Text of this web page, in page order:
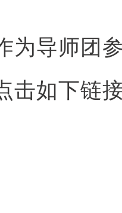
为导师团
击如下链